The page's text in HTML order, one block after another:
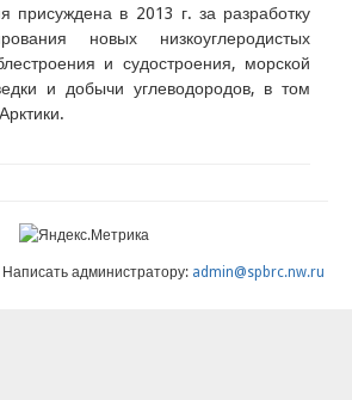
присуждена в 2013 г. за разработку
новых низкоуглеродистых
и судостроения, морской
и добычи углеводородов, в том
Написать администратору: admin@spbrc.nw.ru